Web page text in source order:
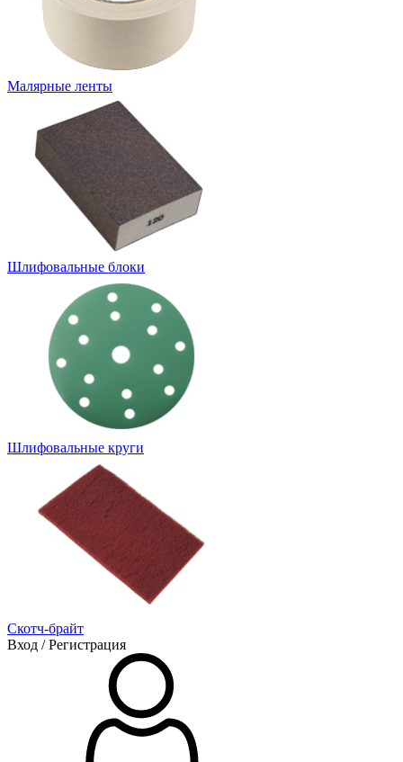
Малярные ленты
Шлифовальные блоки
Шлифовальные круги
Скотч-брайт
Вход / Регистрация